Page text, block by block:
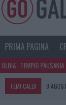
PRIMA PAGINA
OLBIA TEMPIO PAUSANIA
TEMI CALDI 8